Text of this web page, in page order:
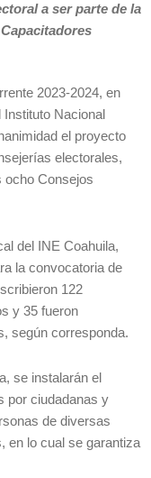
a ser parte de la
2023-2024, en
Nacional
el proyecto
electorales,
ocho Consejos
del INE Coahuila,
la convocatoria de
122
y 35 fueron
según corresponda.
se instalarán el
por ciudadanas y
de diversas
en lo cual se garantiza